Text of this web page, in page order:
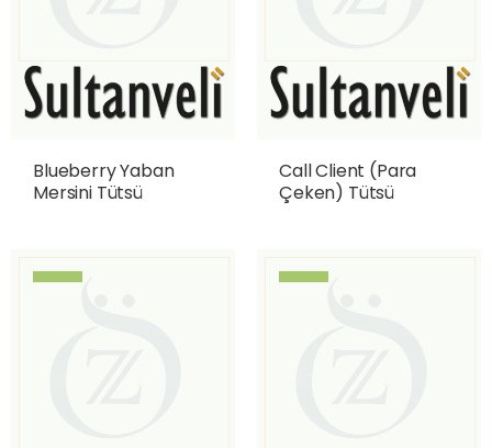
Blueberry Yaban
Mersini Tütsü
Call Client (Para
Çeken) Tütsü